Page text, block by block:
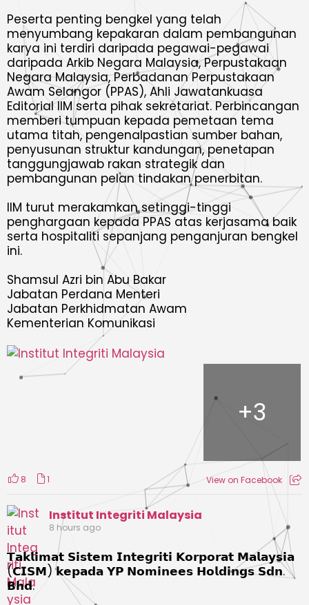
Peserta penting bengkel yang telah
menyumbang kepakaran dalam pembangunan
karya ini terdiri daripada pegawai-pegawai
daripada Arkib Negara Malaysia, Perpustakaan
Negara Malaysia, Perbadanan Perpustakaan
Awam Selangor (PPAS), Ahli Jawatankuasa
Editorial IIM serta pihak sekretariat. Perbincangan
memberi tumpuan kepada pemetaan tema
utama titah, pengenalpastian sumber bahan,
penyusunan struktur kandungan, penetapan
tanggungjawab rakan strategik dan
pembangunan pelan tindakan penerbitan.
IIM turut merakamkan setinggi-tinggi
penghargaan kepada PPAS atas kerjasama baik
serta hospitaliti sepanjang penganjuran bengkel
ini.
Shamsul Azri bin Abu Bakar
Jabatan Perdana Menteri
Jabatan Perkhidmatan Awam
Kementerian Komunikasi
+3
8 1 View on Facebook
Institut Integriti Malaysia
8 hours ago
𝗧𝗮𝗸𝗹𝗶𝗺𝗮𝘁 𝗦𝗶𝘀𝘁𝗲𝗺 𝗜𝗻𝘁𝗲𝗴𝗿𝗶𝘁𝗶 𝗞𝗼𝗿𝗽𝗼𝗿𝗮𝘁 𝗠𝗮𝗹𝗮𝘆𝘀𝗶𝗮
(𝗖𝗜𝗦𝗠) 𝗸𝗲𝗽𝗮𝗱𝗮 𝗬𝗣 𝗡𝗼𝗺𝗶𝗻𝗲𝗲𝘀 𝗛𝗼𝗹𝗱𝗶𝗻𝗴𝘀 𝗦𝗱𝗻.
𝗕𝗵𝗱.